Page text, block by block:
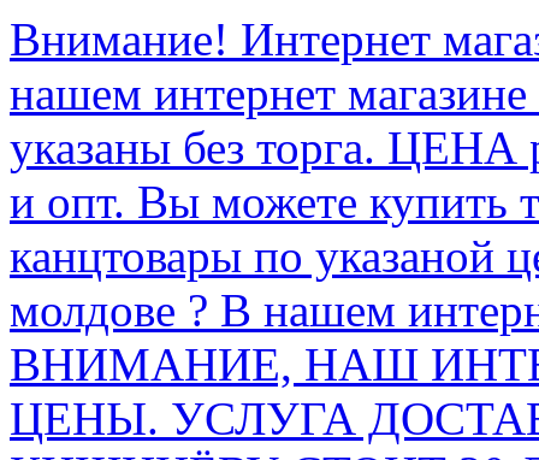
Внимание! Интернет
нашем интернет
указаны без торга.
и опт. Вы можете купить
канцтовары по указаной
молдове ? В нашем
ВНИМАНИЕ, НАШ
ЦЕНЫ. УСЛУГА